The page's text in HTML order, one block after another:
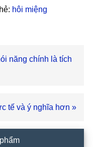
hôi miệng
năng chính là tích
tế và ý nghĩa hơn »